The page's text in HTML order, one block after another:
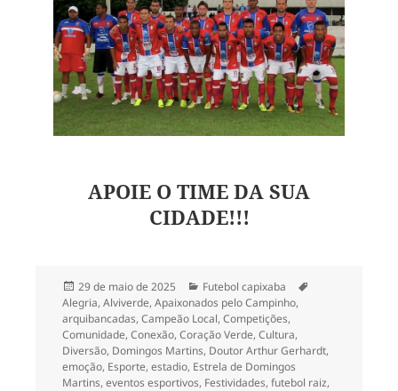
APOIE O TIME DA SUA
CIDADE!!!
Publicado
em
29 de maio de 2025 Categorias
Futebol capixaba
Alegria, Alviverde, Apaixonados pelo Campinho,
arquibancadas, Campeão Local, Competições,
Comunidade, Conexão, Coração Verde, Cultura,
Diversão, Domingos Martins, Doutor Arthur Gerhardt,
emoção, Esporte, estadio, Estrela de Domingos
Martins, eventos esportivos, Festividades, futebol raiz,